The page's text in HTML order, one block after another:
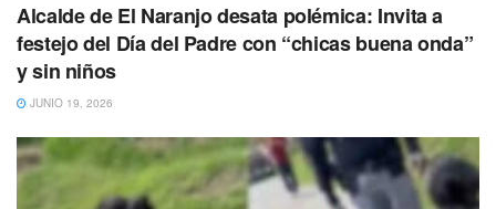
Alcalde de El Naranjo desata polémica: Invita a
festejo del Día del Padre con “chicas buena onda”
y sin niños
JUNIO 19, 2026